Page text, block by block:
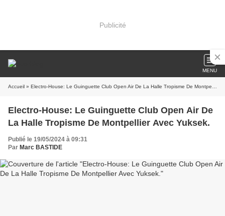
Publicité
MENU
Accueil » Electro-House: Le Guinguette Club Open Air De La Halle Tropisme De Montpellier Avec Yuksek.
Electro-House: Le Guinguette Club Open Air De
La Halle Tropisme De Montpellier Avec Yuksek.
Publié le 19/05/2024 à 09:31
Par Marc BASTIDE